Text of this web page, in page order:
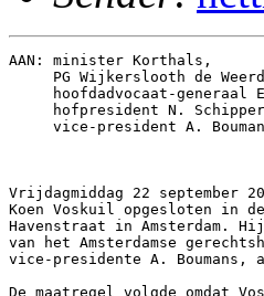
AAN: minister Korthals,
PG Wijkerslooth de
hoofdadvocaat-generaal
hofpresident N.
vice-president A.
Vrijdagmiddag 22
Koen Voskuil opgesloten in
Havenstraat in Amsterdam.
van het Amsterdamse
vice-presidente A.
De maatregel volgde omdat